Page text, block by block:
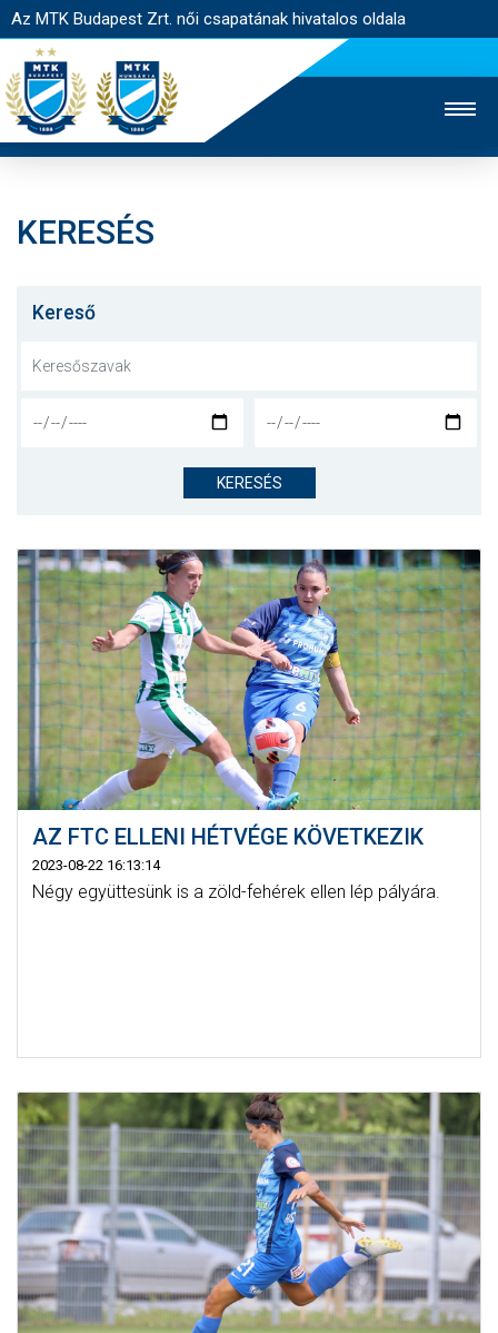
Az MTK Budapest Zrt. női csapatának hivatalos oldala
JEGYÉRTÉKESÍTÉS
NYITÓLAP
CSAPAT
JELENTKEZÉS
KLUB
GALÉRIA
SZURKOLÓI ÉLMÉNYEK
SAJTÓ
KERESÉS
Kereső
KERESÉS
AZ FTC ELLENI HÉTVÉGE KÖVETKEZIK
2023-08-22 16:13:14
Négy együttesünk is a zöld-fehérek ellen lép pályára.